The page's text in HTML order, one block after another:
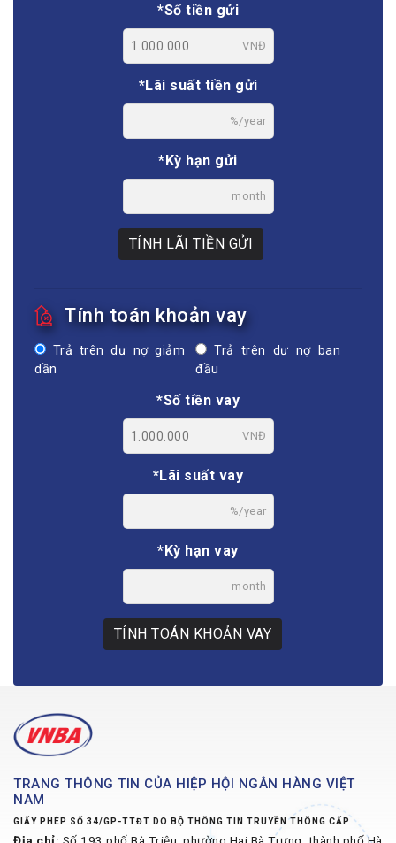
*Số tiền gửi
VNĐ
*Lãi suất tiền gửi
%/year
*Kỳ hạn gửi
month
TÍNH LÃI TIỀN GỬI
Tính toán khoản vay
Trả trên dư nợ giảm
dần
Trả trên dư nợ ban
đầu
*Số tiền vay
VNĐ
*Lãi suất vay
%/year
*Kỳ hạn vay
month
TÍNH TOÁN KHOẢN VAY
TRANG THÔNG TIN CỦA HIỆP HỘI NGÂN HÀNG VIỆT
NAM
GIẤY PHÉP SỐ 34/GP-TTĐT DO BỘ THÔNG TIN TRUYỀN THÔNG CẤP
Địa chỉ: Số 193 phố Bà Triệu, phường Hai Bà Trưng, thành phố Hà